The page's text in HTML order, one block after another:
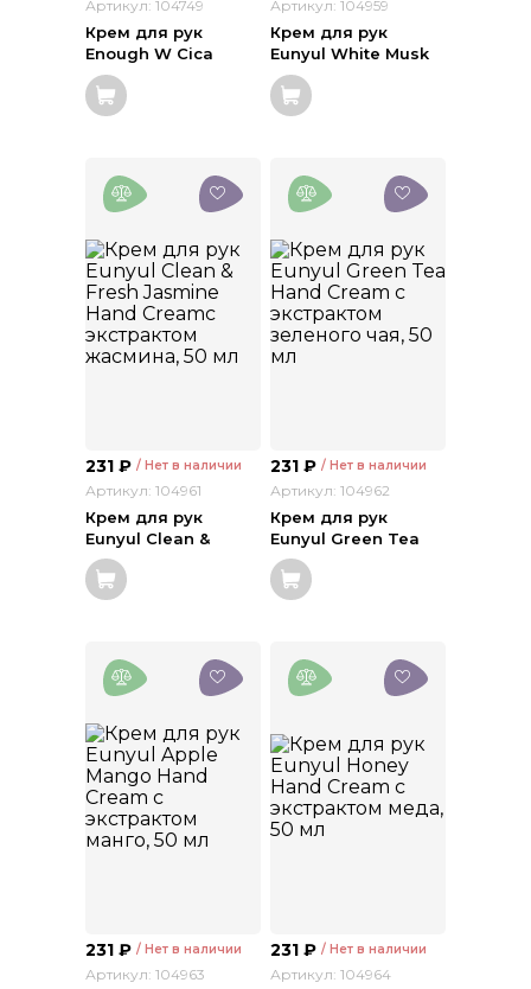
Артикул: 104749
Крем для рук
Enough W Cica
Intense Hand Cream
с экстрактом
центелллы, 100 мл
Артикул: 104959
Крем для рук
Eunyul White Musk
Hand Cream с
экстрактом белого
мускуса, 50 мл
231 ₽ / Нет в наличии
Артикул: 104961
Крем для рук
Eunyul Clean &
Fresh Jasmine Hand
Creamс экстрактом
жасмина, 50 мл
231 ₽ / Нет в наличии
Артикул: 104962
Крем для рук
Eunyul Green Tea
Hand Cream с
экстрактом
зеленого чая, 50 мл
231 ₽ / Нет в наличии
Артикул: 104963
231 ₽ / Нет в наличии
Артикул: 104964